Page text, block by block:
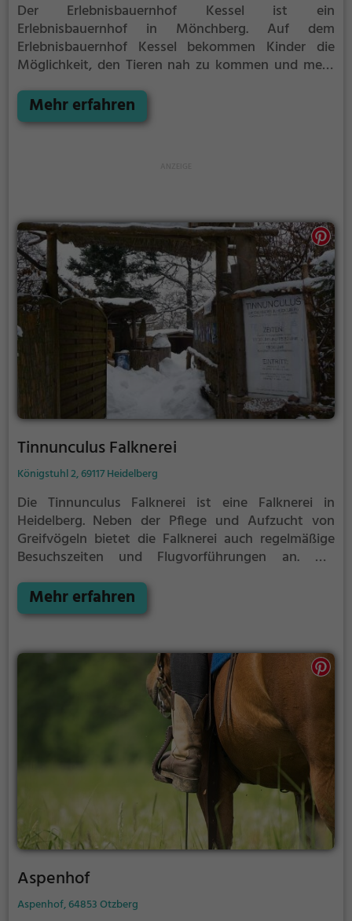
Der Erlebnisbauernhof Kessel ist ein
Erlebnisbauernhof in Mönchberg. Auf dem
Erlebnisbauernhof Kessel bekommen Kinder die
Möglichkeit, den Tieren nah zu kommen und mehr
das Leben auf dem Bauernhof zu lernen.
Mehr erfahren
Tinnunculus Falknerei
Königstuhl 2, 69117 Heidelberg
Die Tinnunculus Falknerei ist eine Falknerei in
Heidelberg. Neben der Pflege und Aufzucht von
Greifvögeln bietet die Falknerei auch regelmäßige
Besuchszeiten und Flugvorführungen an. Die
der Website
Mehr erfahren
Aspenhof
Aspenhof, 64853 Otzberg